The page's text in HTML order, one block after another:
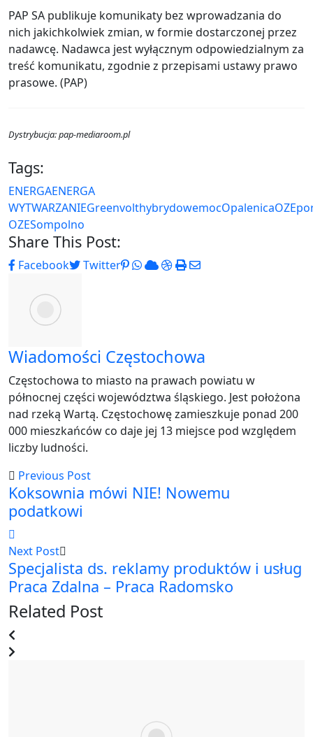
PAP SA publikuje komunikaty bez wprowadzania do
nich jakichkolwiek zmian, w formie dostarczonej przez
nadawcę. Nadawca jest wyłącznym odpowiedzialnym za
treść komunikatu, zgodnie z przepisami ustawy prawo
prasowe. (PAP)
Dystrybucja: pap-mediaroom.pl
Tags:
ENERGAENERGA
WYTWARZANIEGreenvolthybrydowemocOpalenicaOZE
OZESompolno
Share This Post:
Facebook Twitter Pinterest
Whatsapp
CloudStumbleUpon
PrintShare
Wiadomości Częstochowa
Częstochowa to miasto na prawach powiatu w
północnej części województwa śląskiego. Jest położona
nad rzeką Wartą. Częstochowę zamieszkuje ponad 200
000 mieszkańców co daje jej 13 miejsce pod względem
liczby ludności.
Previous Post
Koksownia mówi NIE! Nowemu
podatkowi
Next Post
Specjalista ds. reklamy produktów i usług
Praca Zdalna – Praca Radomsko
Related Post